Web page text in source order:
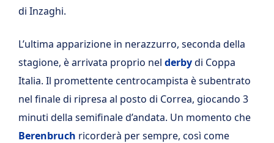
di Inzaghi.
L’ultima apparizione in nerazzurro, seconda della
stagione, è arrivata proprio nel derbydi Coppa
Italia. Il promettente centrocampista è subentrato
nel finale di ripresa al posto di Correa, giocando 3
minuti della semifinale d’andata. Un momento che
Berenbruch ricorderà per sempre, così come